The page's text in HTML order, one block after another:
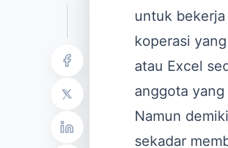
untuk
koperasi
atau Excel
anggota
Namun
sekadar